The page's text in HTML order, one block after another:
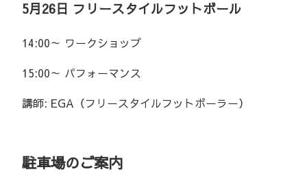
5月26日 フリースタイルフットボール
14:00～ ワークショップ
15:00～ パフォーマンス
講師: EGA（フリースタイルフットボーラー）
駐車場のご案内